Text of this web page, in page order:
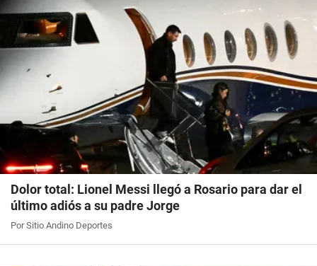
Dolor total: Lionel Messi llegó a Rosario para dar el
último adiós a su padre Jorge
Por Sitio Andino Deportes